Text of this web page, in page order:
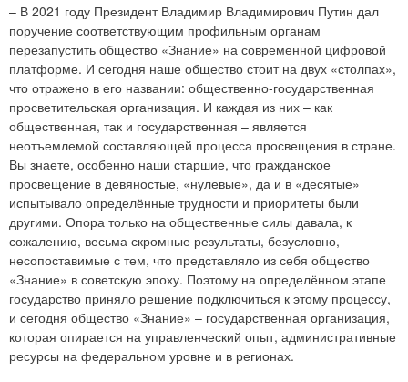
– В 2021 году Президент Владимир Владимирович Путин дал
поручение соответствующим профильным органам
перезапустить общество «Знание» на современной цифровой
платформе. И сегодня наше общество стоит на двух «столпах»,
что отражено в его названии: общественно-государственная
просветительская организация. И каждая из них – как
общественная, так и государственная – является
неотъемлемой составляющей процесса просвещения в стране.
Вы знаете, особенно наши старшие, что гражданское
просвещение в девяностые, «нулевые», да и в «десятые»
испытывало определённые трудности и приоритеты были
другими. Опора только на общественные силы давала, к
сожалению, весьма скромные результаты, безусловно,
несопоставимые с тем, что представляло из себя общество
«Знание» в советскую эпоху. Поэтому на определённом этапе
государство приняло решение подключиться к этому процессу,
и сегодня общество «Знание» – государственная организация,
которая опирается на управленческий опыт, административные
ресурсы на федеральном уровне и в регионах.